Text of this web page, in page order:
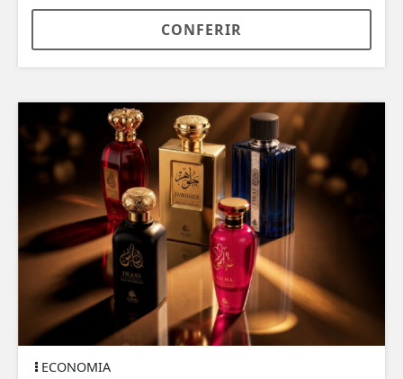
CONFERIR
ECONOMIA